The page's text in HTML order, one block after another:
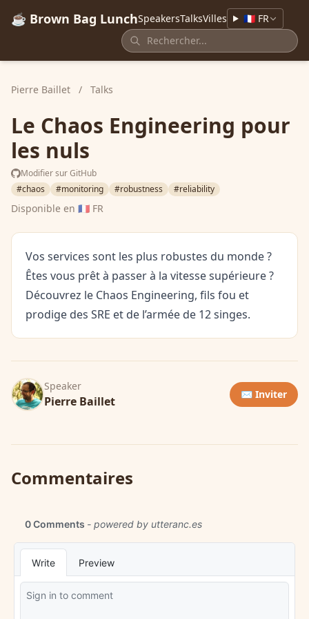
☕ Brown Bag LunchSpeakersTalksVilles 🇫🇷 FR
Pierre Baillet / Talks
Le Chaos Engineering pour
les nuls
Modifier sur GitHub
#chaos
#monitoring #robustness #reliability
Disponible en 🇫🇷 FR
Vos services sont les plus robustes du monde ?
Êtes vous prêt à passer à la vitesse supérieure ?
Découvrez le Chaos Engineering, fils fou et
prodige des SRE et de l’armée de 12 singes.
Speaker
Pierre Baillet ✉️ Inviter
Commentaires